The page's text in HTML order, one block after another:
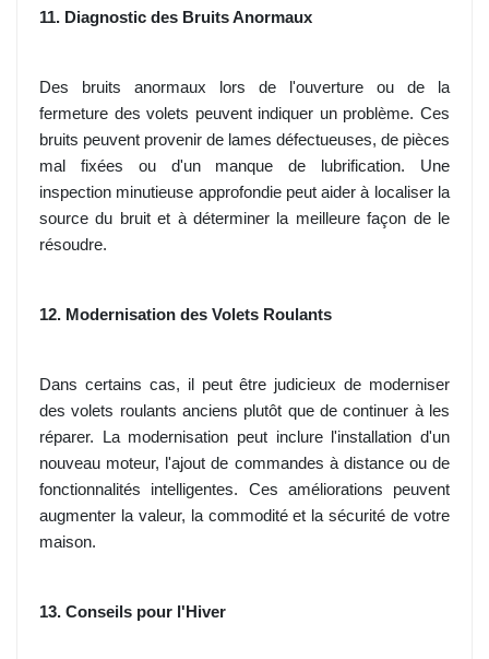
11. Diagnostic des Bruits Anormaux
Des bruits anormaux lors de l'ouverture ou de la
fermeture des volets peuvent indiquer un problème. Ces
bruits peuvent provenir de lames défectueuses, de pièces
mal fixées ou d'un manque de lubrification. Une
inspection minutieuse approfondie peut aider à localiser la
source du bruit et à déterminer la meilleure façon de le
résoudre.
12. Modernisation des Volets Roulants
Dans certains cas, il peut être judicieux de moderniser
des volets roulants anciens plutôt que de continuer à les
réparer. La modernisation peut inclure l'installation d'un
nouveau moteur, l'ajout de commandes à distance ou de
fonctionnalités intelligentes. Ces améliorations peuvent
augmenter la valeur, la commodité et la sécurité de votre
maison.
13. Conseils pour l'Hiver